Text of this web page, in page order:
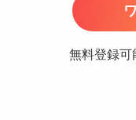
無料登録可